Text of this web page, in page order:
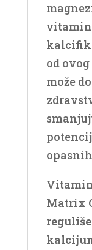
od
može
Matrix